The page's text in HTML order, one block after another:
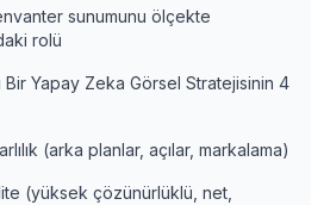
sunumunu ölçekte
rolü
Bir Yapay Zeka Görsel Stratejisinin 4
(arka planlar, açılar, markalama)
(yüksek çözünürlüklü, net,